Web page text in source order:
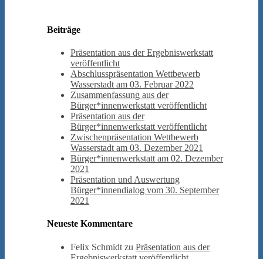
Beiträge
Präsentation aus der Ergebniswerkstatt
veröffentlicht
Abschlusspräsentation Wettbewerb
Wasserstadt am 03. Februar 2022
Zusammenfassung aus der
Bürger*innenwerkstatt veröffentlicht
Präsentation aus der
Bürger*innenwerkstatt veröffentlicht
Zwischenpräsentation Wettbewerb
Wasserstadt am 03. Dezember 2021
Bürger*innenwerkstatt am 02. Dezember
2021
Präsentation und Auswertung
Bürger*innendialog vom 30. September
2021
Neueste Kommentare
Felix Schmidt zu Präsentation aus der